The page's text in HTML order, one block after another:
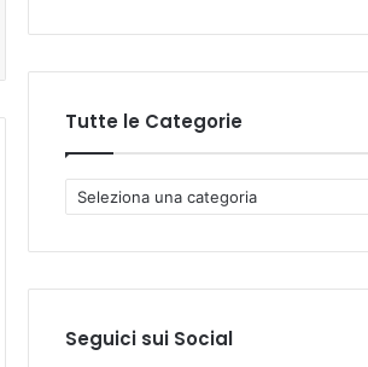
Tutte le Categorie
u
e
e
Seguici sui Social